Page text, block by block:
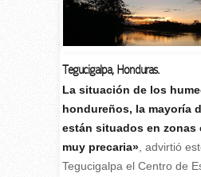
Tegucigalpa, Honduras.
La situación de los
hondureños, la mayoría
están situados en zonas
muy precaria», advirtió
Tegucigalpa el Centro de